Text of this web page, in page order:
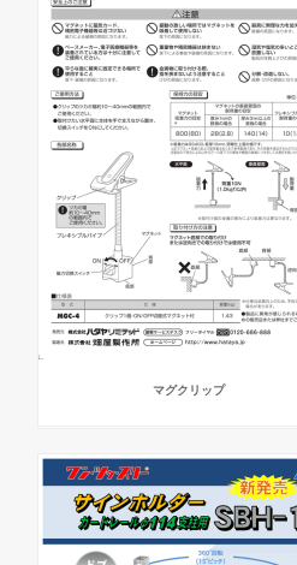
マグクリップ